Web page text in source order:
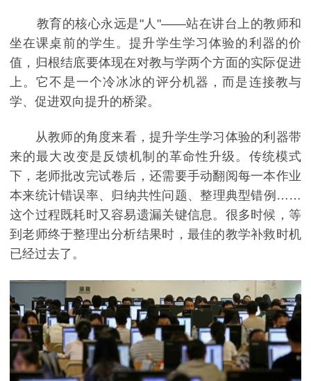
教育的核心永远是"人"——站在讲台上的教师和
坐在课桌前的学生。提升学生学习体验的利器的价
值，归根结底要体现在对教与学两个方面的实际促进
上。它不是一个冷冰冰的评分机器，而是连接教与
学、促进双向提升的桥梁。
从教师的角度来看，提升学生学习体验的利器带
来的最大改变是反馈机制的革命性升级。传统模式
下，老师批改完试卷后，还需要手动翻阅每一本作业
本来统计错误率、归纳共性问题、整理典型错例……
这个过程既耗时又容易遗漏关键信息。很多时候，等
到老师终于整理出分析结果时，最佳的教学补救时机
已经过去了。